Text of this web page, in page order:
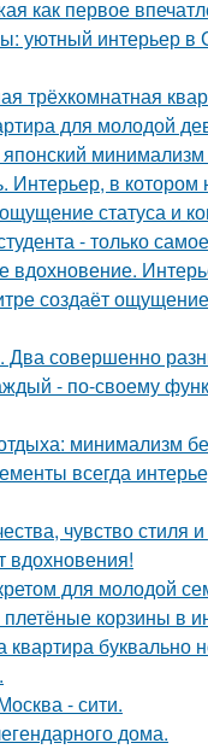
как первое
уютный интерьер в
трёхкомнатная
для молодой
минимализм
Интерьер, в котором
статуса и
- только
вдохновение.
создаёт ощущение
совершенно
- по-своему
минимализм
всегда
чувство стиля
вдохновения!
для молодой
корзины в
квартира буквально
- сити.
дома.